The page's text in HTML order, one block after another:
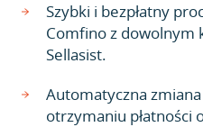
Szybki i bezpłatny
Comfino z dowolnym
Sellasist.
Automatyczna
otrzymaniu płatności